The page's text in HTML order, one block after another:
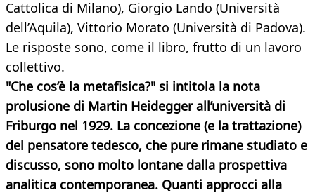
Cattolica di Milano), Giorgio Lando (Università
dell’Aquila), Vittorio Morato (Università di Padova).
Le risposte sono, come il libro, frutto di un lavoro
collettivo.
"Che cos’è la metafisica?" si intitola la nota
prolusione di Martin Heidegger all’università di
Friburgo nel 1929. La concezione (e la trattazione)
del pensatore tedesco, che pure rimane studiato e
discusso, sono molto lontane dalla prospettiva
analitica contemporanea. Quanti approcci alla